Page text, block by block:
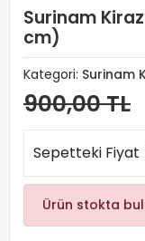
Surinam
cm)
Kategori: Surinam
900,00 TL
Sepetteki Fiyat
Ürün stokta